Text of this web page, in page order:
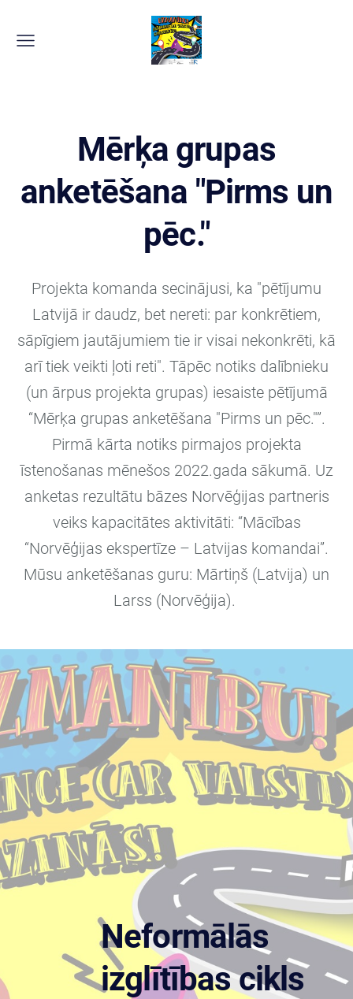
Mērķa grupas
anketēšana "Pirms un
pēc."
Projekta komanda secinājusi, ka "pētījumu
Latvijā ir daudz, bet nereti: par konkrētiem,
sāpīgiem jautājumiem tie ir visai nekonkrēti, kā
arī tiek veikti ļoti reti". Tāpēc notiks dalībnieku
(un ārpus projekta grupas) iesaiste pētījumā
“Mērķa grupas anketēšana "Pirms un pēc."”.
Pirmā kārta notiks pirmajos projekta
īstenošanas mēnešos 2022.gada sākumā. Uz
anketas rezultātu bāzes Norvēģijas partneris
veiks kapacitātes aktivitāti: “Mācības
“Norvēģijas ekspertīze – Latvijas komandai”.
Mūsu anketēšanas guru: Mārtiņš (Latvija) un
Larss (Norvēģija).
Neformālās
izglītības cikls